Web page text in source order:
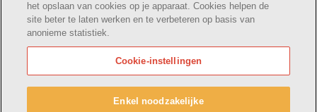
© Woonzorg Emmaüs
Cookie verklaring
Privacybeleid
Webtoegankelijkheidsverklaring
Woonzorg Emmaüs maakt deel uit van
het opslaan van cookies op je apparaat. Cookies helpen de
site beter te laten werken en te verbeteren op basis van
anonieme statistiek.
Cookie-instellingen
Enkel noodzakelijke